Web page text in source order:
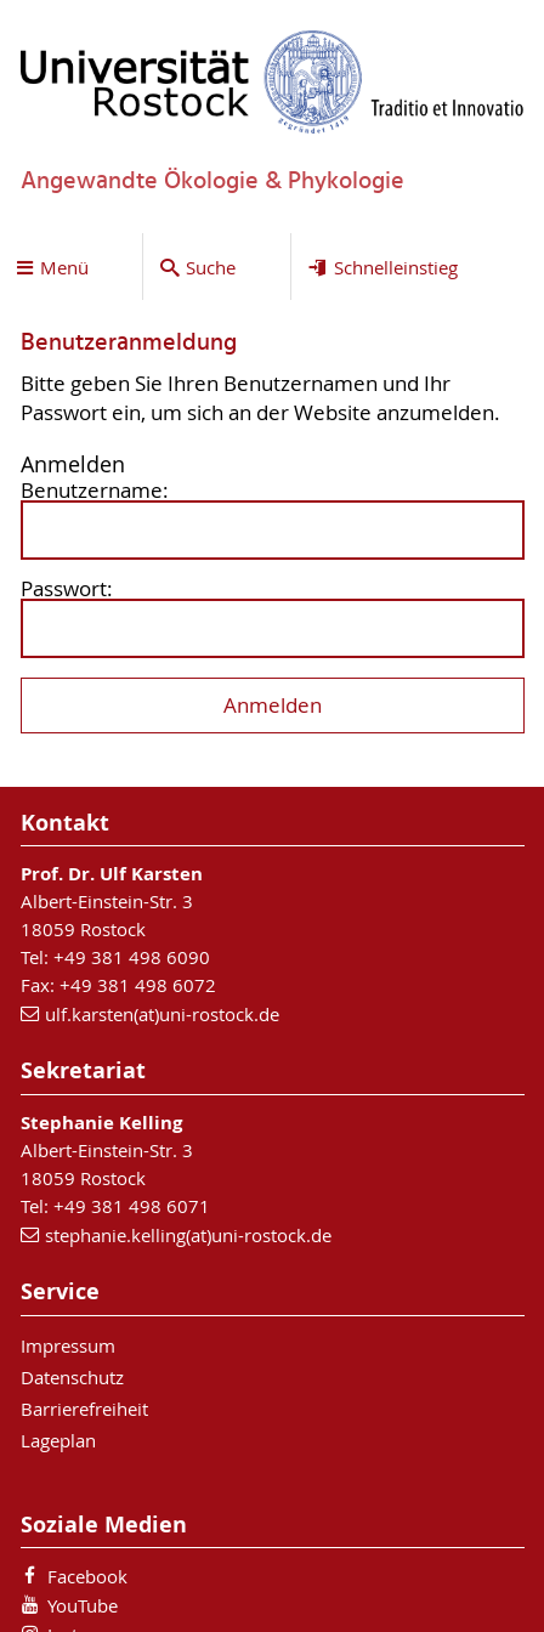
Angewandte Ökologie & Phykologie
Menü Suche Schnelleinstieg
Benutzeranmeldung
Bitte geben Sie Ihren Benutzernamen und Ihr
Passwort ein, um sich an der Website anzumelden.
Anmelden
Benutzername:
Passwort:
Kontakt
Prof. Dr. Ulf Karsten
Albert-Einstein-Str. 3
18059 Rostock
Tel: +49 381 498 6090
Fax: +49 381 498 6072
ulf.karsten(at)uni-rostock.de
Sekretariat
Stephanie Kelling
Albert-Einstein-Str. 3
18059 Rostock
Tel: +49 381 498 6071
stephanie.kelling(at)uni-rostock.de
Service
Impressum
Datenschutz
Barrierefreiheit
Lageplan
Soziale Medien
Facebook
YouTube